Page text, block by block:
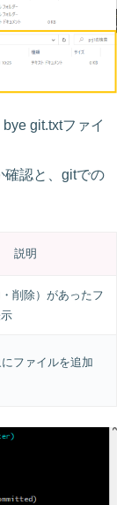
git.txtファイ
確認と、gitでの
説明
削除）があったフ
ファイルを追加